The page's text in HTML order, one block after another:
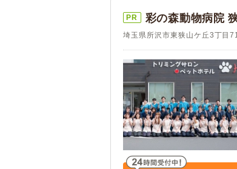
PR 彩の森動物病院
埼玉県所沢市東狭山ケ丘3丁目